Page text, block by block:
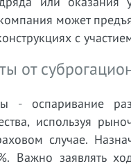
может
с
от
- оспаривание
используя
случае.
Важно заявлять